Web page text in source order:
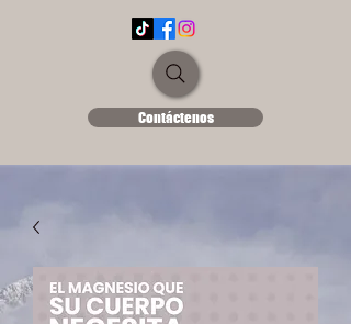
Contáctenos